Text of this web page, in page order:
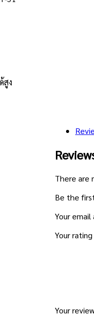
สูง
There are
Be the
Your
Your rating
Your